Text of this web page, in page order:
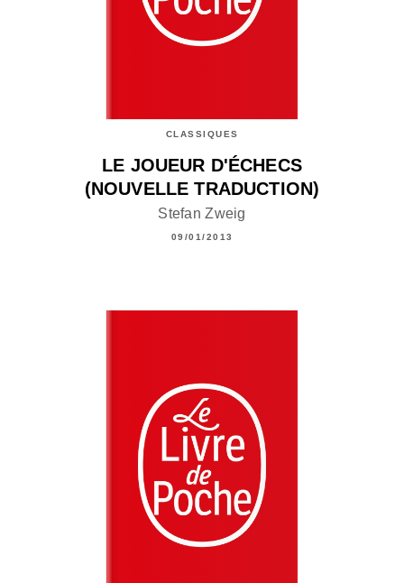
CLASSIQUES
LE JOUEUR D'ÉCHECS
(NOUVELLE TRADUCTION)
Stefan Zweig
09/01/2013